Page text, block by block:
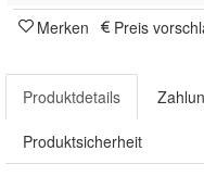
Merken Preis
Produktdetails
Produktsicherheit